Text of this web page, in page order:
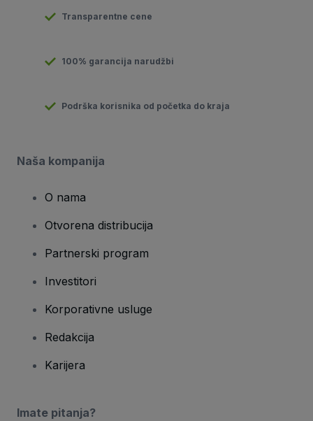
Transparentne cene
100% garancija narudžbi
Podrška korisnika od početka do kraja
Naša kompanija
O nama
Otvorena distribucija
Partnerski program
Investitori
Korporativne usluge
Redakcija
Karijera
Imate pitanja?